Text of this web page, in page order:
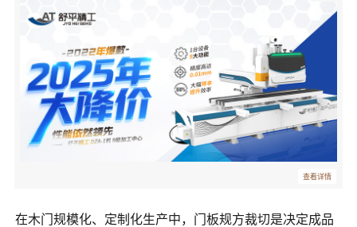
查看详情
在木门规模化、定制化生产中，门板规方裁切是决定成品